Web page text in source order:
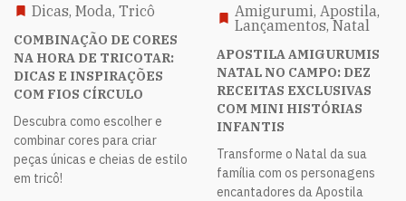
Dicas, Moda, Tricô
COMBINAÇÃO DE CORES
NA HORA DE TRICOTAR:
DICAS E INSPIRAÇÕES
COM FIOS CÍRCULO
Descubra como escolher e
combinar cores para criar
peças únicas e cheias de estilo
em tricô!
Amigurumi, Apostila,
Lançamentos, Natal
APOSTILA AMIGURUMIS
NATAL NO CAMPO: DEZ
RECEITAS EXCLUSIVAS
COM MINI HISTÓRIAS
INFANTIS
Transforme o Natal da sua
família com os personagens
encantadores da Apostila